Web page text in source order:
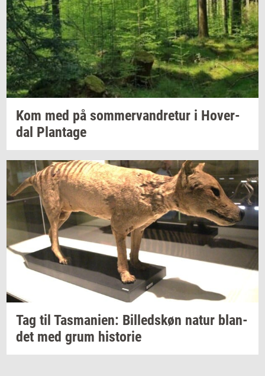
Kom med på som­mer­van­dre­tur i Ho­ver­
dal Plan­ta­ge
Tag til Tas­ma­ni­en: Bil­leds­køn natur blan­
det med grum hi­sto­rie